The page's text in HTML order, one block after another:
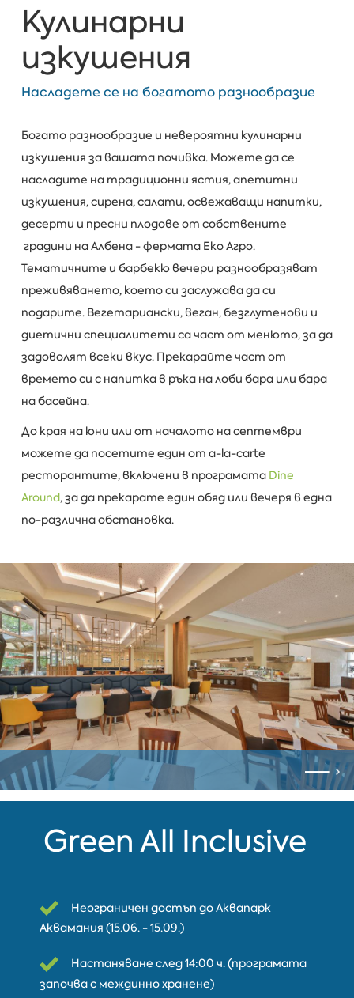
Кулинарни
изкушения
Насладете се на богатото разнообразие
Богато разнообразие и невероятни кулинарни
изкушения за вашата почивка. Можете да се
насладите на традиционни ястия, апетитни
изкушения, сирена, салати, освежаващи напитки,
десерти и пресни плодове от собствените
градини на Албена - фермата Еко Агро.
Тематичните и барбекю вечери разнообразяват
преживяването, което си заслужава да си
подарите. Вегетариански, веган, безглутенови и
диетични специалитети са част от менюто, за да
задоволят всеки вкус. Прекарайте част от
времето си с напитка в ръка на лоби бара или бара
на басейна.
До края на юни или от началото на септември
можете да посетите един от a-la-carte
ресторантите, включени в програмата Dine
Around, за да прекарате един обяд или вечеря в една
по-различна обстановка.
Green All Inclusive
Неограничен достъп до Аквапарк
Аквамания (15.06. - 15.09.)
Настаняване след 14:00 ч. (програмата
започва с междинно хранене)